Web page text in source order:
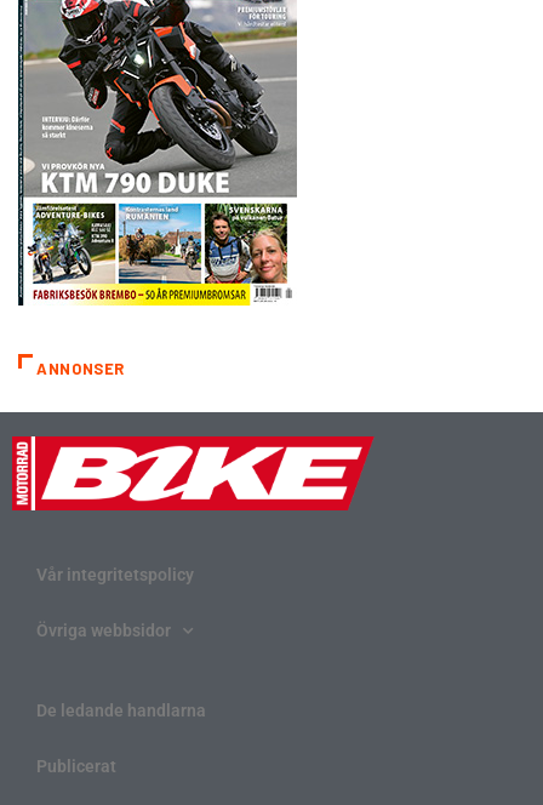
ANNONSER
Vår integritetspolicy
Övriga webbsidor
De ledande handlarna
Publicerat